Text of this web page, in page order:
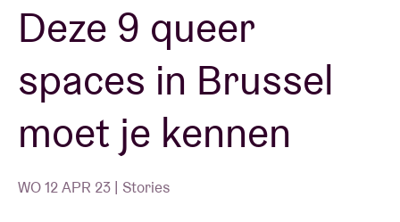
BRDCST
ABtv
Concertcheque
Over AB
Deze 9 queer
spaces in Brussel
moet je kennen
WO 12 APR 23 | Stories